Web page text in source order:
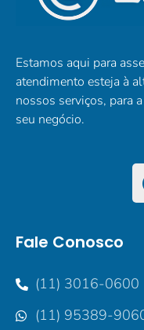
Estamos aqui para
atendimento esteja à
nossos serviços, para
seu negócio.
Fale Conosco
(11) 3016-0600
(11) 95389-